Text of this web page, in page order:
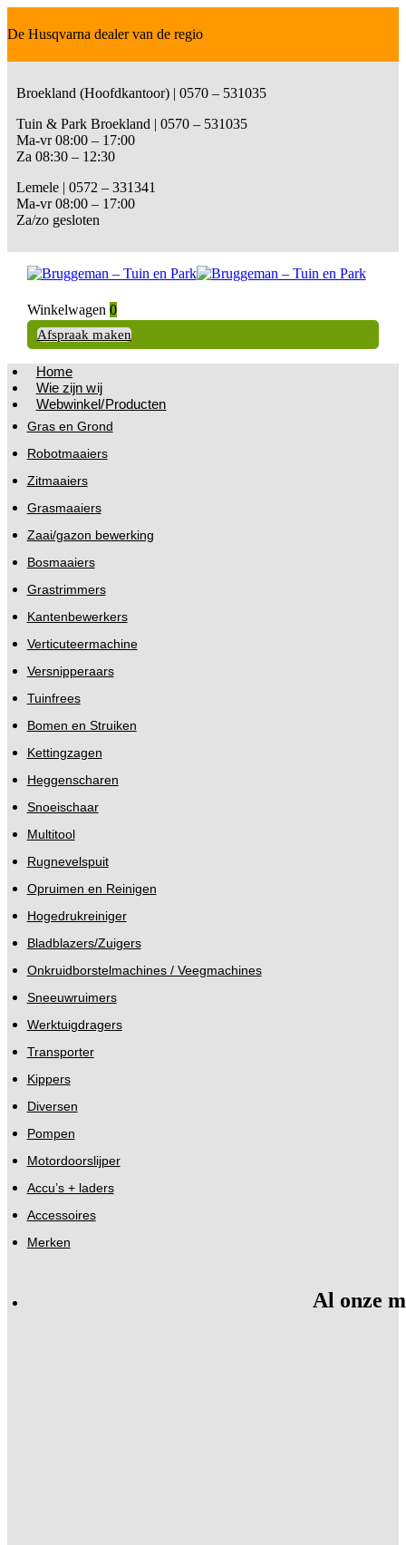
De Husqvarna dealer van de regio
Broekland (Hoofdkantoor) | 0570 – 531035
Tuin & Park Broekland | 0570 – 531035
Ma-vr 08:00 – 17:00
Za 08:30 – 12:30
Lemele | 0572 – 331341
Ma-vr 08:00 – 17:00
Za/zo gesloten
Winkelwagen 0
Afspraak maken
Home
Wie zijn wij
Webwinkel/Producten
Gras en Grond
Robotmaaiers
Zitmaaiers
Grasmaaiers
Zaai/gazon bewerking
Bosmaaiers
Grastrimmers
Kantenbewerkers
Verticuteermachine
Versnipperaars
Tuinfrees
Bomen en Struiken
Kettingzagen
Heggenscharen
Snoeischaar
Multitool
Rugnevelspuit
Opruimen en Reinigen
Hogedrukreiniger
Bladblazers/Zuigers
Onkruidborstelmachines / Veegmachines
Sneeuwruimers
Werktuigdragers
Transporter
Kippers
Diversen
Pompen
Motordoorslijper
Accu’s + laders
Accessoires
Merken
Al onze